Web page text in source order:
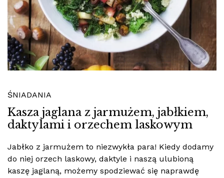
ŚNIADANIA
Kasza jaglana z jarmużem, jabłkiem,
daktylami i orzechem laskowym
Jabłko z jarmużem to niezwykła para! Kiedy dodamy
do niej orzech laskowy, daktyle i naszą ulubioną
kaszę jaglaną, możemy spodziewać się naprawdę